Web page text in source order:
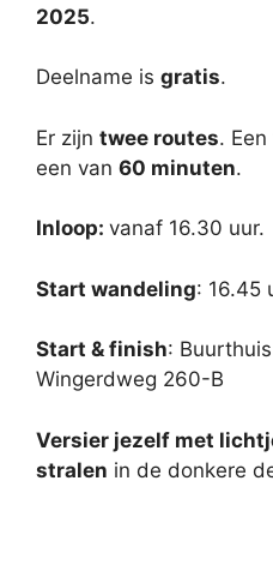
2025.
Deelname is gratis.
Er zijn twee routes. Een
een van 60 minuten.
Inloop: vanaf 16.30 uur.
Start wandeling: 16.45
Start & finish:
Wingerdweg 260-B
Versier jezelf met
stralen in de donkere